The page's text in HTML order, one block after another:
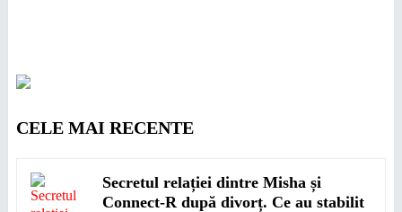
CELE MAI RECENTE
Secretul relației dintre Misha și
Connect-R după divorț. Ce au stabilit